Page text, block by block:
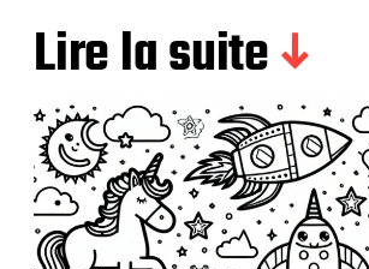
Lire la suite